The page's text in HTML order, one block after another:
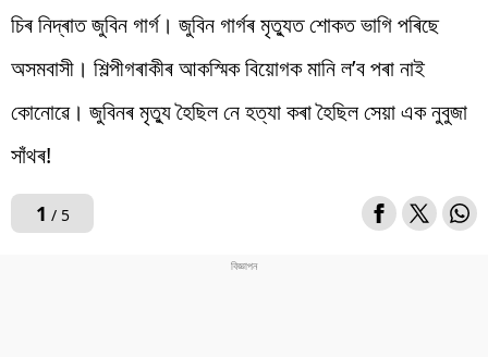
চিৰ নিদ্ৰাত জুবিন গাৰ্গ। জুবিন গাৰ্গৰ মৃত্যুত শোকত ভাগি পৰিছে
অসমবাসী। শিল্পীগৰাকীৰ আকস্মিক বিয়োগক মানি ল’ব পৰা নাই
কোনোৱে। জুবিনৰ মৃত্যু হৈছিল নে হত্যা কৰা হৈছিল সেয়া এক নুবুজা
সাঁথৰ!
1 / 5